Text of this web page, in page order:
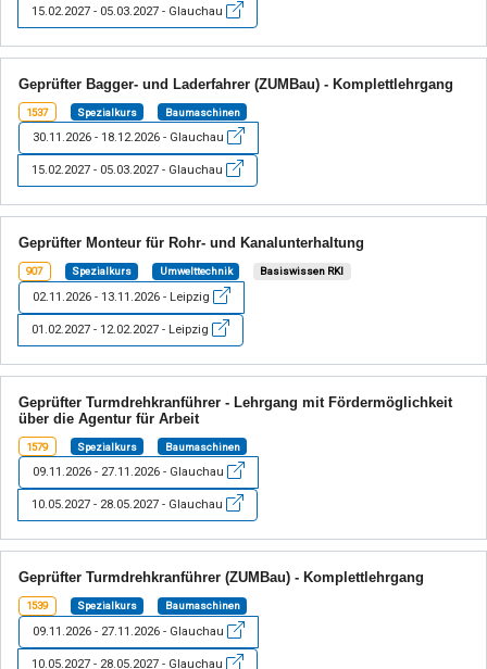
15.02.2027 - 05.03.2027 - Glauchau
Geprüfter Bagger- und Laderfahrer (ZUMBau) - Komplettlehrgang
1537 Spezialkurs Baumaschinen
30.11.2026 - 18.12.2026 - Glauchau
15.02.2027 - 05.03.2027 - Glauchau
Geprüfter Monteur für Rohr- und Kanalunterhaltung
907 Spezialkurs Umwelttechnik Basiswissen RKI
02.11.2026 - 13.11.2026 - Leipzig
01.02.2027 - 12.02.2027 - Leipzig
Geprüfter Turmdrehkranführer - Lehrgang mit Fördermöglichkeit
über die Agentur für Arbeit
1579 Spezialkurs Baumaschinen
09.11.2026 - 27.11.2026 - Glauchau
10.05.2027 - 28.05.2027 - Glauchau
Geprüfter Turmdrehkranführer (ZUMBau) - Komplettlehrgang
1539 Spezialkurs Baumaschinen
09.11.2026 - 27.11.2026 - Glauchau
10.05.2027 - 28.05.2027 - Glauchau